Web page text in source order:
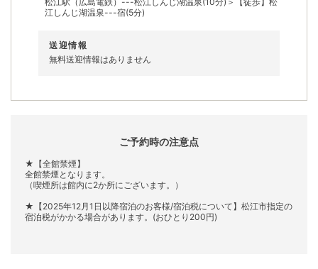
江しんじ湖温泉---宿(5分)
送迎情報
無料送迎情報はありません
ご予約時の注意点
★【全館禁煙】
全館禁煙となります。
（喫煙所は館内に2か所にございます。）
★【2025年12月1日以降宿泊のお客様/宿泊税について】松江市指定の
宿泊税がかかる場合があります。(おひとり200円)